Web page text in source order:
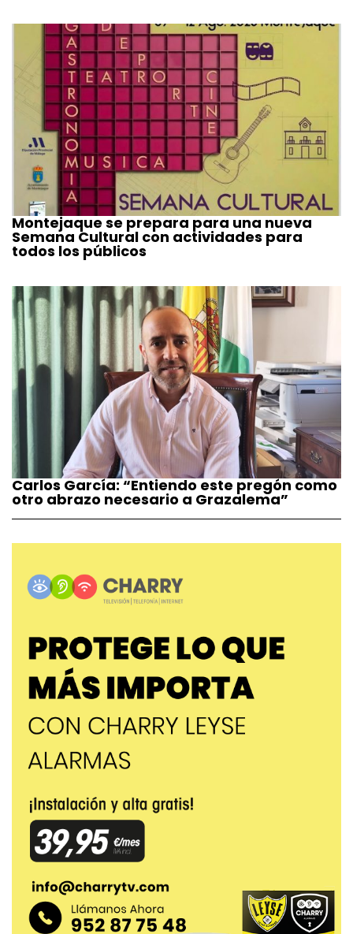
Montejaque se prepara para una nueva
Semana Cultural con actividades para
todos los públicos
Carlos García: “Entiendo este pregón como
otro abrazo necesario a Grazalema”